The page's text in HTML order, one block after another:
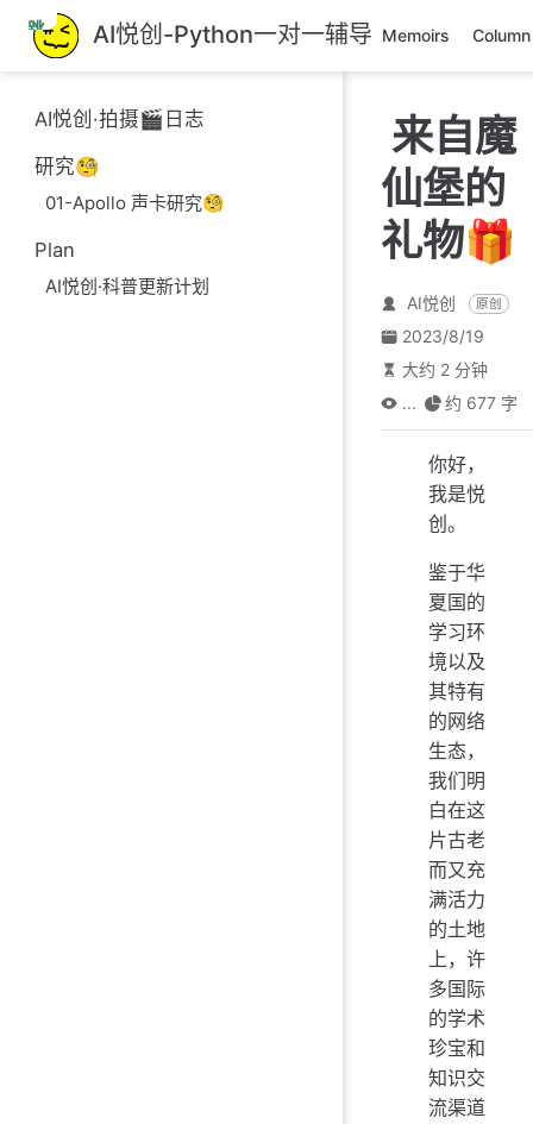
跳
至
主
內
容
AI悦创-Python一对一辅导 Memoirs Column
AI悦创·拍摄🎬日志
研究🧐
01-Apollo 声卡研究🧐
Plan
AI悦创·科普更新计划
来自魔
仙堡的
礼物🎁
AI悦创 原创
2023/8/19
大约 2 分钟
...
约 677 字
你好，
我是悦
创。
鉴于华
夏国的
学习环
境以及
其特有
的网络
生态，
我们明
白在这
片古老
而又充
满活力
的土地
上，许
多国际
的学术
珍宝和
知识交
流渠道